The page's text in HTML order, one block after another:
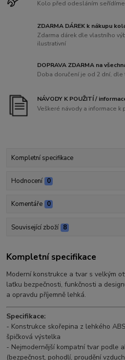
Kolo před odesláním
ZDARMA DÁREK k nákupu
Zdarma dárek dle vlastního
ilustrativní
DOPRAVA ZDARMA na
Doba doručení je od 2 dní,
NÁVODY K POUŽITÍ /
Veškeré návody a informace k
Kompletní specifikace
Hodnocení 0
Komentáře 0
Související zboží 8
Kompletní specifikace
Moderní konstrukce a tvar s velkým
laťku bezpečnosti, funkčnosti a
a opravdu příjemně lehká.
Specifikace:
- Konstrukce skořepina z lehkého
špičková výstelka
- Nejmodernější kompatní tvar podle
(bezpečnost, pohodlí, proudění